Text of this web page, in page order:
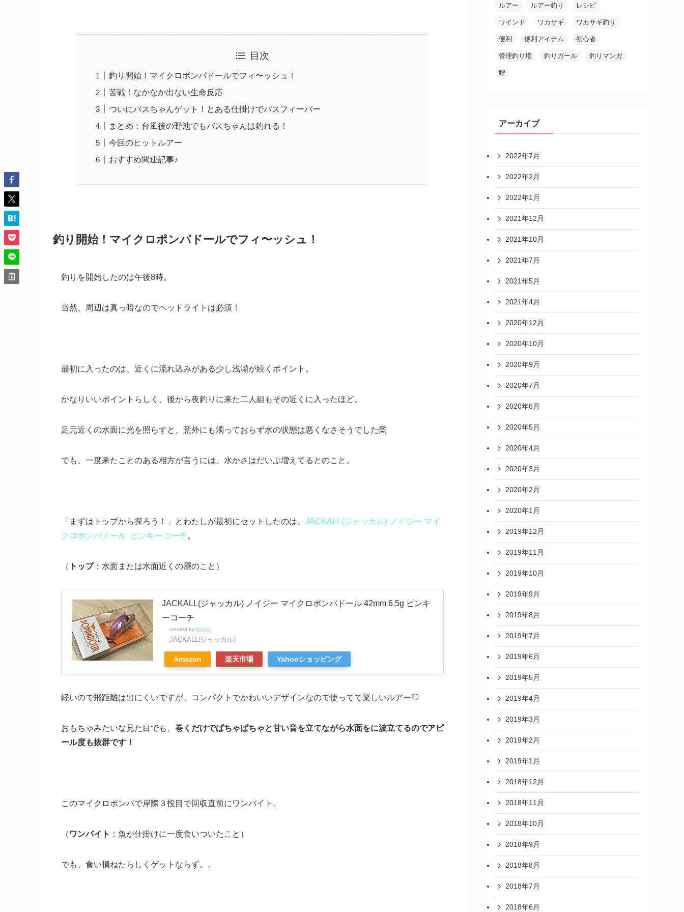
目次
釣り開始！マイクロポンパドールでフィ〜ッシュ！
苦戦！なかなか出ない生命反応
ついにバスちゃんゲット！とある仕掛けでバスフィーバー
まとめ：台風後の野池でもバスちゃんは釣れる！
今回のヒットルアー
おすすめ関連記事♪
釣り開始！マイクロポンパドールでフィ〜ッシュ！
釣りを開始したのは午後8時。
当然、周辺は真っ暗なのでヘッドライトは必須！
最初に入ったのは、近くに流れ込みがある少し浅瀬が続くポイント。
かなりいいポイントらしく、後から夜釣りに来た二人組もその近くに入ったほど。
足元近くの水面に光を照らすと、意外にも濁っておらず水の状態は悪くなさそうでした🙆
でも、一度来たことのある相方が言うには、水かさはだいぶ増えてるとのこと。
「まずはトップから探ろう！」とわたしが最初にセットしたのは、 JACKALL(ジャッカル) ノイジー マイ
クロポンパドール ピンキーコーチ。
（ トップ：水面または水面近くの層のこと）
JACKALL(ジャッカル) ノイジー マイクロポンパドール 42mm 6.5g ピンキ
ーコーチ
created by Rinker
JACKALL(ジャッカル)
Amazon 楽天市場 Yahooショッピング
軽いので飛距離は出にくいですが、コンパクトでかわいいデザインなので使ってて楽しいルアー♡
おもちゃみたいな見た目でも、 巻くだけでぱちゃぱちゃと甘い音を立てながら水面をに波立てるのでアピ
ール度も抜群です！
このマイクロポンパで岸際３投目で回収直前にワンバイト。
（ ワンバイト ：魚が仕掛けに一度食いついたこと）
でも、食い損ねたらしくゲットならず。。
ルアー ルアー釣り レシピ
ワインド ワカサギ ワカサギ釣り
便利 便利アイテム 初心者
管理釣り場 釣りガール 釣りマンガ
鯉
アーカイブ
2022年7月
2022年2月
2022年1月
2021年12月
2021年10月
2021年7月
2021年5月
2021年4月
2020年12月
2020年10月
2020年9月
2020年7月
2020年6月
2020年5月
2020年4月
2020年3月
2020年2月
2020年1月
2019年12月
2019年11月
2019年10月
2019年9月
2019年8月
2019年7月
2019年6月
2019年5月
2019年4月
2019年3月
2019年2月
2019年1月
2018年12月
2018年11月
2018年10月
2018年9月
2018年8月
2018年7月
2018年6月